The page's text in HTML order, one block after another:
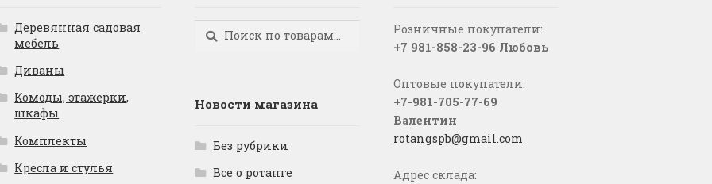
Деревянная садовая
мебель
Диваны
Комоды, этажерки,
шкафы
Комплекты
Кресла и стулья
Искать:
Поиск
Новости магазина
Без рубрики
Все о ротанге
Розничные покупатели:
+7 981-858-23-96 Любовь
Оптовые покупатели:
+7-981-705-77-69
Валентин
rotangspb@gmail.com
Адрес склада: